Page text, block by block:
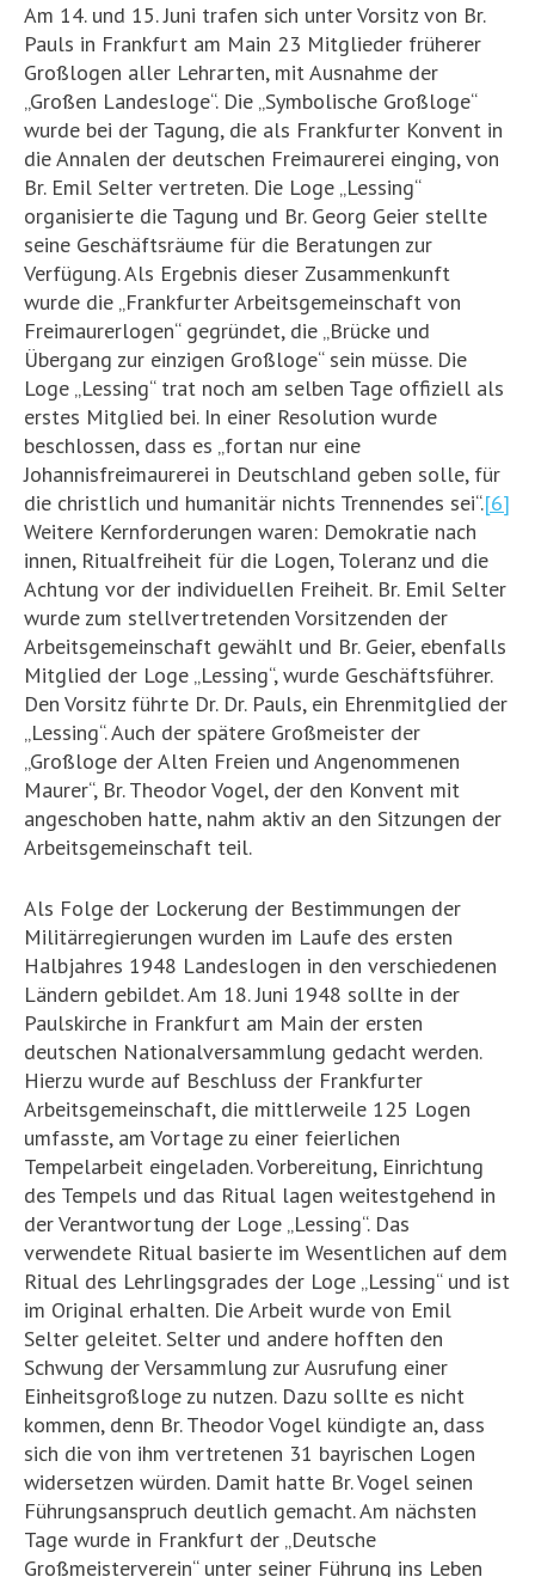
Am 14. und 15. Juni trafen sich unter Vorsitz von Br.
Pauls in Frankfurt am Main 23 Mitglieder früherer
Großlogen aller Lehrarten, mit Ausnahme der
„Großen Landesloge“. Die „Symbolische Großloge“
wurde bei der Tagung, die als Frankfurter Konvent in
die Annalen der deutschen Freimaurerei einging, von
Br. Emil Selter vertreten. Die Loge „Lessing“
organisierte die Tagung und Br. Georg Geier stellte
seine Geschäftsräume für die Beratungen zur
Verfügung. Als Ergebnis dieser Zusammenkunft
wurde die „Frankfurter Arbeitsgemeinschaft von
Freimaurerlogen“ gegründet, die „Brücke und
Übergang zur einzigen Großloge“ sein müsse. Die
Loge „Lessing“ trat noch am selben Tage offiziell als
erstes Mitglied bei. In einer Resolution wurde
beschlossen, dass es „fortan nur eine
Johannisfreimaurerei in Deutschland geben solle, für
die christlich und humanitär nichts Trennendes sei“.[6]
Weitere Kernforderungen waren: Demokratie nach
innen, Ritualfreiheit für die Logen, Toleranz und die
Achtung vor der individuellen Freiheit. Br. Emil Selter
wurde zum stellvertretenden Vorsitzenden der
Arbeitsgemeinschaft gewählt und Br. Geier, ebenfalls
Mitglied der Loge „Lessing“, wurde Geschäftsführer.
Den Vorsitz führte Dr. Dr. Pauls, ein Ehrenmitglied der
„Lessing“. Auch der spätere Großmeister der
„Großloge der Alten Freien und Angenommenen
Maurer“, Br. Theodor Vogel, der den Konvent mit
angeschoben hatte, nahm aktiv an den Sitzungen der
Arbeitsgemeinschaft teil.
Als Folge der Lockerung der Bestimmungen der
Militärregierungen wurden im Laufe des ersten
Halbjahres 1948 Landeslogen in den verschiedenen
Ländern gebildet. Am 18. Juni 1948 sollte in der
Paulskirche in Frankfurt am Main der ersten
deutschen Nationalversammlung gedacht werden.
Hierzu wurde auf Beschluss der Frankfurter
Arbeitsgemeinschaft, die mittlerweile 125 Logen
umfasste, am Vortage zu einer feierlichen
Tempelarbeit eingeladen. Vorbereitung, Einrichtung
des Tempels und das Ritual lagen weitestgehend in
der Verantwortung der Loge „Lessing“. Das
verwendete Ritual basierte im Wesentlichen auf dem
Ritual des Lehrlingsgrades der Loge „Lessing“ und ist
im Original erhalten. Die Arbeit wurde von Emil
Selter geleitet. Selter und andere hofften den
Schwung der Versammlung zur Ausrufung einer
Einheitsgroßloge zu nutzen. Dazu sollte es nicht
kommen, denn Br. Theodor Vogel kündigte an, dass
sich die von ihm vertretenen 31 bayrischen Logen
widersetzen würden. Damit hatte Br. Vogel seinen
Führungsanspruch deutlich gemacht. Am nächsten
Tage wurde in Frankfurt der „Deutsche
Großmeisterverein“ unter seiner Führung ins Leben